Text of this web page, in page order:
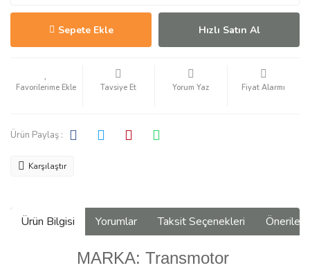
Sepete Ekle Hızlı Satın Al
Tavsiye Et Yorum Yaz Fiyat Alarmı
Ürün Paylaş :
Karşılaştır
Ürün Bilgisi Yorumlar Taksit Seçenekleri
MARKA: Transmotor